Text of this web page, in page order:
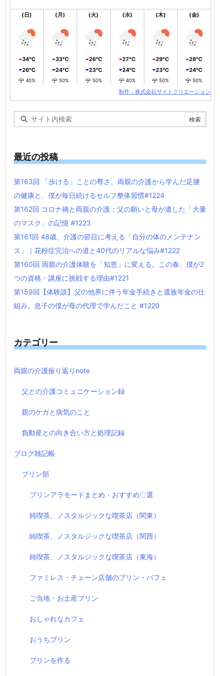
(日)
34℃
26℃
40%
(月)
33℃
24℃
50%
(火)
26℃
23℃
50%
(水)
27℃
24℃
40%
(木)
29℃
23℃
50%
(金)
28℃
24℃
50%
制作：株式会社サイトクリエーション
最近の投稿
第163回 「歩ける」ことの尊さ。両親の介護から学んだ足腰
の健康と、僕が毎日続けるセルフ整体習慣#1224
第162回 コロナ禍と両親の介護：父の願いと母が遺した「大量
のマスク」の記憶 #1223
第161回 48歳、介護の節目に考える「自分の体のメンテナン
ス」｜花粉症完治への道と40代のリアルな悩み#1222
第160回 両親の介護体験を「知恵」に変える。この春、僕が2
つの資格・講座に挑戦する理由#1221
第159回【体験談】父の他界に伴う年金手続きと遺族年金の仕
組み。息子の僕が母の代理で学んだこと #1220
カテゴリー
両親の介護振り返りnote
父との介護コミュニケーション録
親のケガと病気のこと
負動産との向き合い方と処理記録
ブログ雑記帳
プリン部
プリンアラモードまとめ・おすすめ〇選
純喫茶、ノスタルジックな喫茶店（関東）
純喫茶、ノスタルジックな喫茶店（関西）
純喫茶、ノスタルジックな喫茶店（東海）
ファミレス・チェーン店舗のプリン・パフェ
ご当地・お土産プリン
おしゃれなカフェ
おうちプリン
プリンを作る